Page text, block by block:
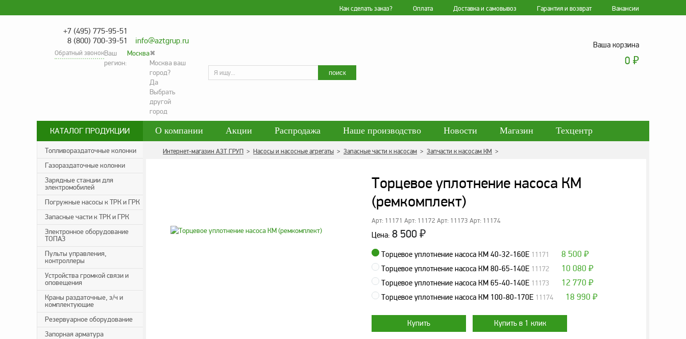
Как сделать заказ? Оплата Доставка и самовывоз Гарантия и возврат Вакансии
+7 (495) 775-95-51
8 (800) 700-39-51
info@aztgrup.ru
Обратный звонокВаш
регион:
Москва✖
Москва ваш
город?
Да
Выбрать
другой
город
Искать
поиск
Ваша корзина
0 ₽
КАТАЛОГ ПРОДУКЦИИ
Топливораздаточные колонки
Газораздаточные колонки
Зарядные станции для
электромобилей
Погружные насосы к ТРК и ГРК
Запасные части к ТРК и ГРК
Электронное оборудование
ТОПАЗ
Пульты управления,
контроллеры
Устройства громкой связи и
оповещения
Краны раздаточные, з/ч и
комплектующие
Резервуарное оборудование
Запорная арматура
О компании Акции Распродажа Наше производство Новости Магазин
Техцентр
Контакты
Согласие на обработку персональных данных
Блог
Интернет-магазин АЗТ ГРУП > Насосы и насосные агрегаты > Запасные части к насосам > Запчасти к насосам КМ >
Торцевое уплотнение насоса КМ
(ремкомплект)
Арт: 11171 Арт: 11172 Арт: 11173 Арт: 11174
Цена: 8 500 ₽
Торцевое уплотнение насоса КМ 40-32-160Е 11171 8 500 ₽
Торцевое уплотнение насоса КМ 80-65-140Е 11172 10 080 ₽
Торцевое уплотнение насоса КМ 65-40-140Е 11173 12 770 ₽
Торцевое уплотнение насоса КМ 100-80-170Е 11174 18 990 ₽